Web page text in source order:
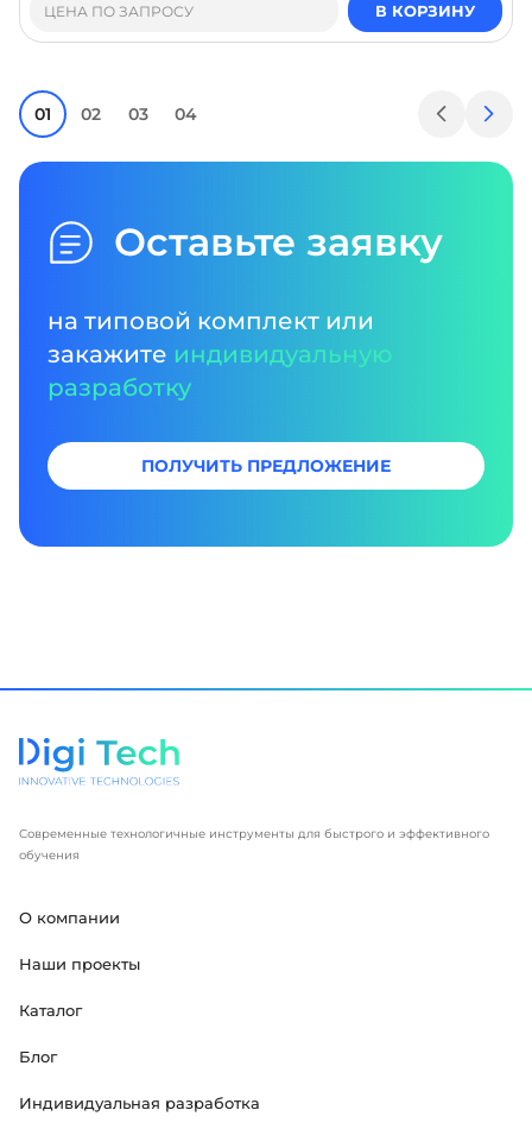
ЦЕНА ПО ЗАПРОСУ В КОРЗИНУ
01 02 03 04
Оставьте заявку
на типовой комплект или
закажите индивидуальную
разработку
ПОЛУЧИТЬ ПРЕДЛОЖЕНИЕ
Современные технологичные инструменты для быстрого и эффективного
обучения
О компании
Наши проекты
Каталог
Блог
Индивидуальная разработка